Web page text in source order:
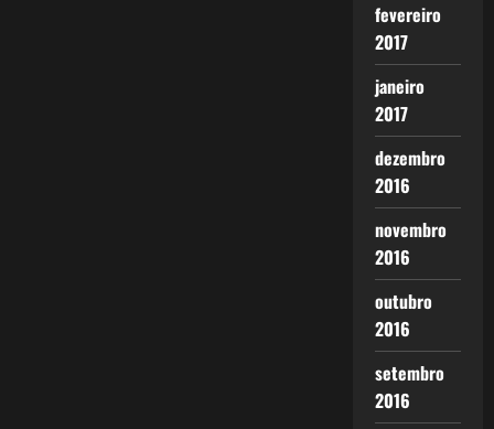
fevereiro
2017
janeiro
2017
dezembro
2016
novembro
2016
outubro
2016
setembro
2016